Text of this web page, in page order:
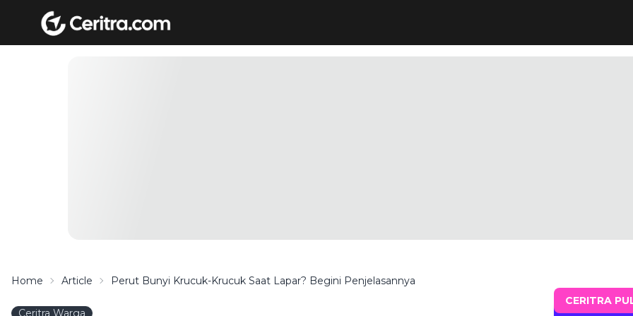
Home Article Perut Bunyi Krucuk-Krucuk Saat Lapar? Begini Penjelasannya
Ceritra Warga
CERITRA